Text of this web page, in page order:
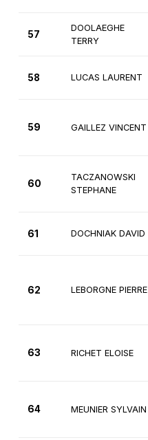
57
DOOLAEGHE
TERRY
58 LUCAS LAURENT
59 GAILLEZ VINCENT
60
TACZANOWSKI
STEPHANE
61 DOCHNIAK DAVID
62 LEBORGNE PIERRE
63 RICHET ELOISE
64 MEUNIER SYLVAIN